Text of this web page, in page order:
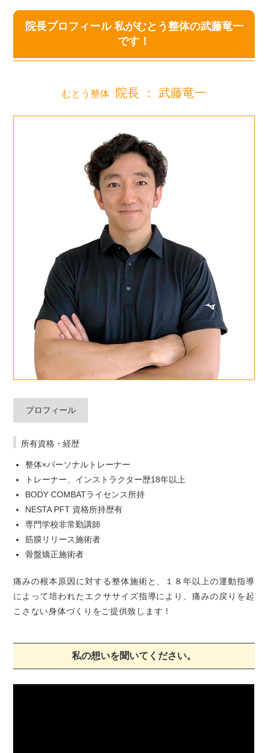
院長プロフィール 私がむとう整体の武藤竜一
です！
むとう整体 院長 ： 武藤竜一
プロフィール
所有資格・経歴
整体×パーソナルトレーナー
トレーナー、インストラクター歴18年以上
BODY COMBATライセンス所持
NESTA PFT 資格所持歴有
専門学校非常勤講師
筋膜リリース施術者
骨盤矯正施術者
痛みの根本原因に対する整体施術と、１８年以上の運動指導
によって培われたエクササイズ指導により、痛みの戻りを起
こさない身体づくりをご提供致します！
私の想いを聞いてください。